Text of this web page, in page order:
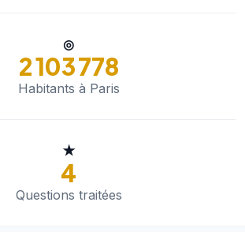
◎
2 103 778
Habitants à Paris
★
4
Questions traitées